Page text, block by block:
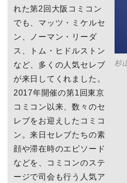
杉
れた第2回大阪コミコン
でも、マッツ・ミケルセ
ン、ノーマン・リーダ
ス、トム・ヒドルストン
など、多くの人気セレブ
が来日してくれました。
2017年開催の第1回東京
コミコン以来、数々のセ
レブをお迎えしたコミコ
ン。来日セレブたちの素
顔や滞在時のエピソード
などを、コミコンのステ
ージで司会も行う人気ア